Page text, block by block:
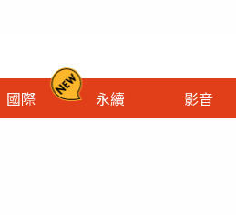
國際 永續 影音